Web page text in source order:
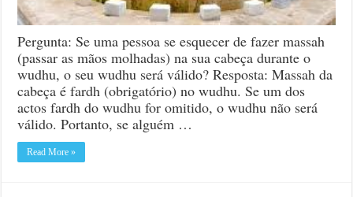
Pergunta: Se uma pessoa se esquecer de fazer massah
(passar as mãos molhadas) na sua cabeça durante o
wudhu, o seu wudhu será válido? Resposta: Massah da
cabeça é fardh (obrigatório) no wudhu. Se um dos
actos fardh do wudhu for omitido, o wudhu não será
válido. Portanto, se alguém …
Read More »